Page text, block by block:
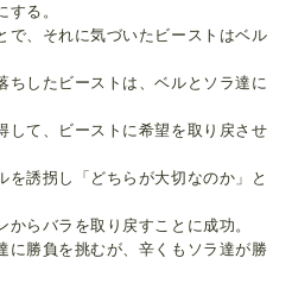
る。
で、それに気づいたビーストはベル
ちしたビーストは、ベルとソラ達に
して、ビーストに希望を取り戻させ
を誘拐し「どちらが大切なのか」と
らバラを取り戻すことに成功。
に勝負を挑むが、辛くもソラ達が勝